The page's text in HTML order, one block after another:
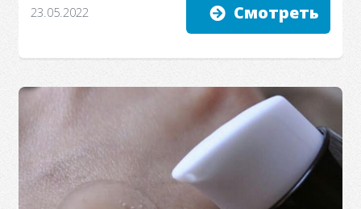
23.05.2022 Смотреть